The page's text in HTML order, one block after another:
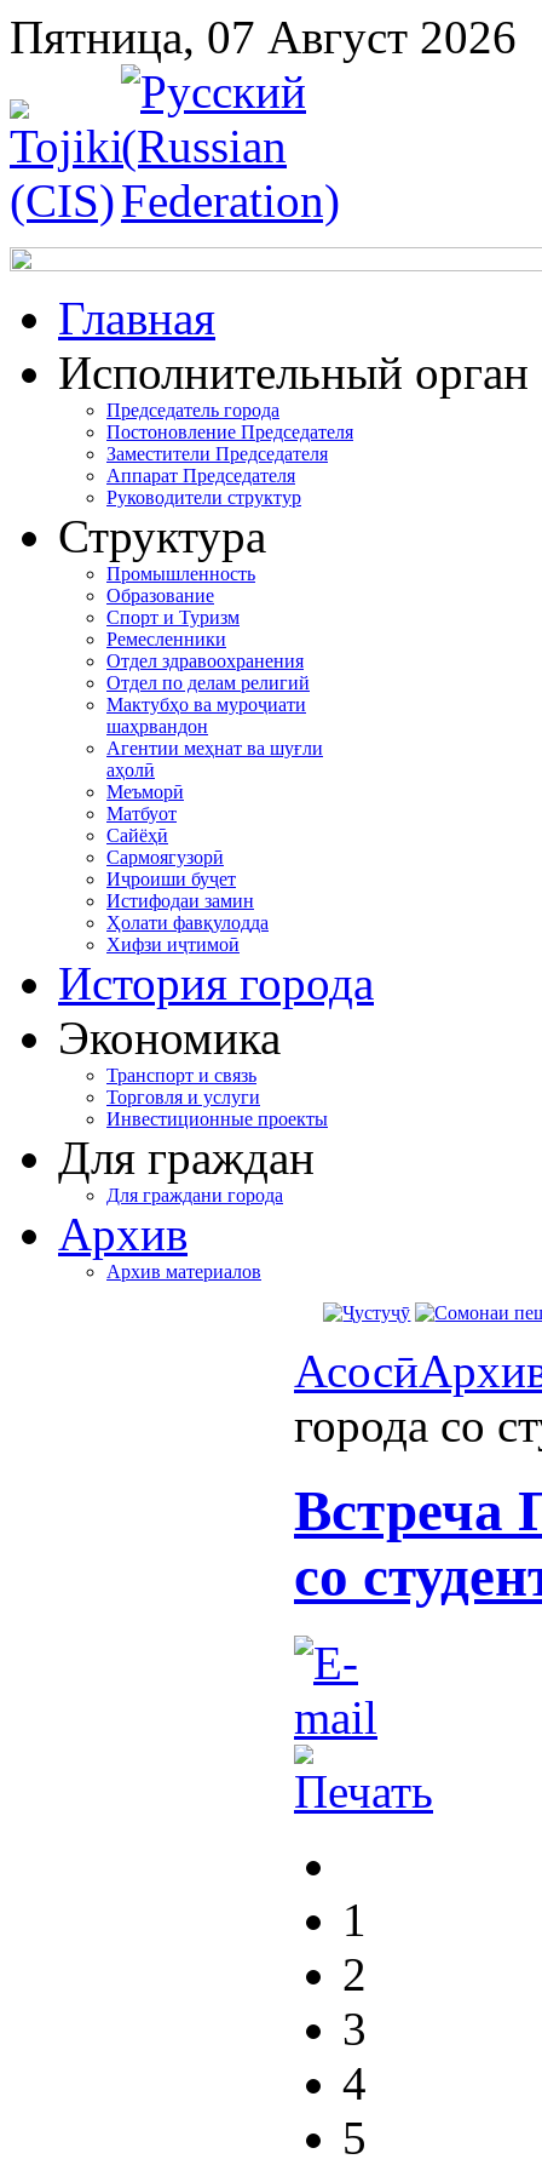
Пятница, 07 Август 2026
Главная
Исполнительный орган
Председатель города
Постоновление Председателя
Заместители Председателя
Аппарат Председателя
Руководители структур
Структура
Промышленность
Образование
Спорт и Туризм
Ремесленники
Отдел здравоохранения
Отдел по делам религий
Мактубҳо ва муроҷиати
шаҳрвандон
Агентии меҳнат ва шуғли
аҳолӣ
Меъморӣ
Матбуот
Сайёҳӣ
Сармоягузорӣ
Иҷроиши буҷет
Истифодаи замин
Ҳолати фавқулодда
Хифзи иҷтимоӣ
История города
Экономика
Транспорт и связь
Торговля и услуги
Инвестиционные проекты
Для граждан
Для граждани города
Архив
Архив материалов
Асосӣ
города со
Встреча
со
1
2
3
4
5